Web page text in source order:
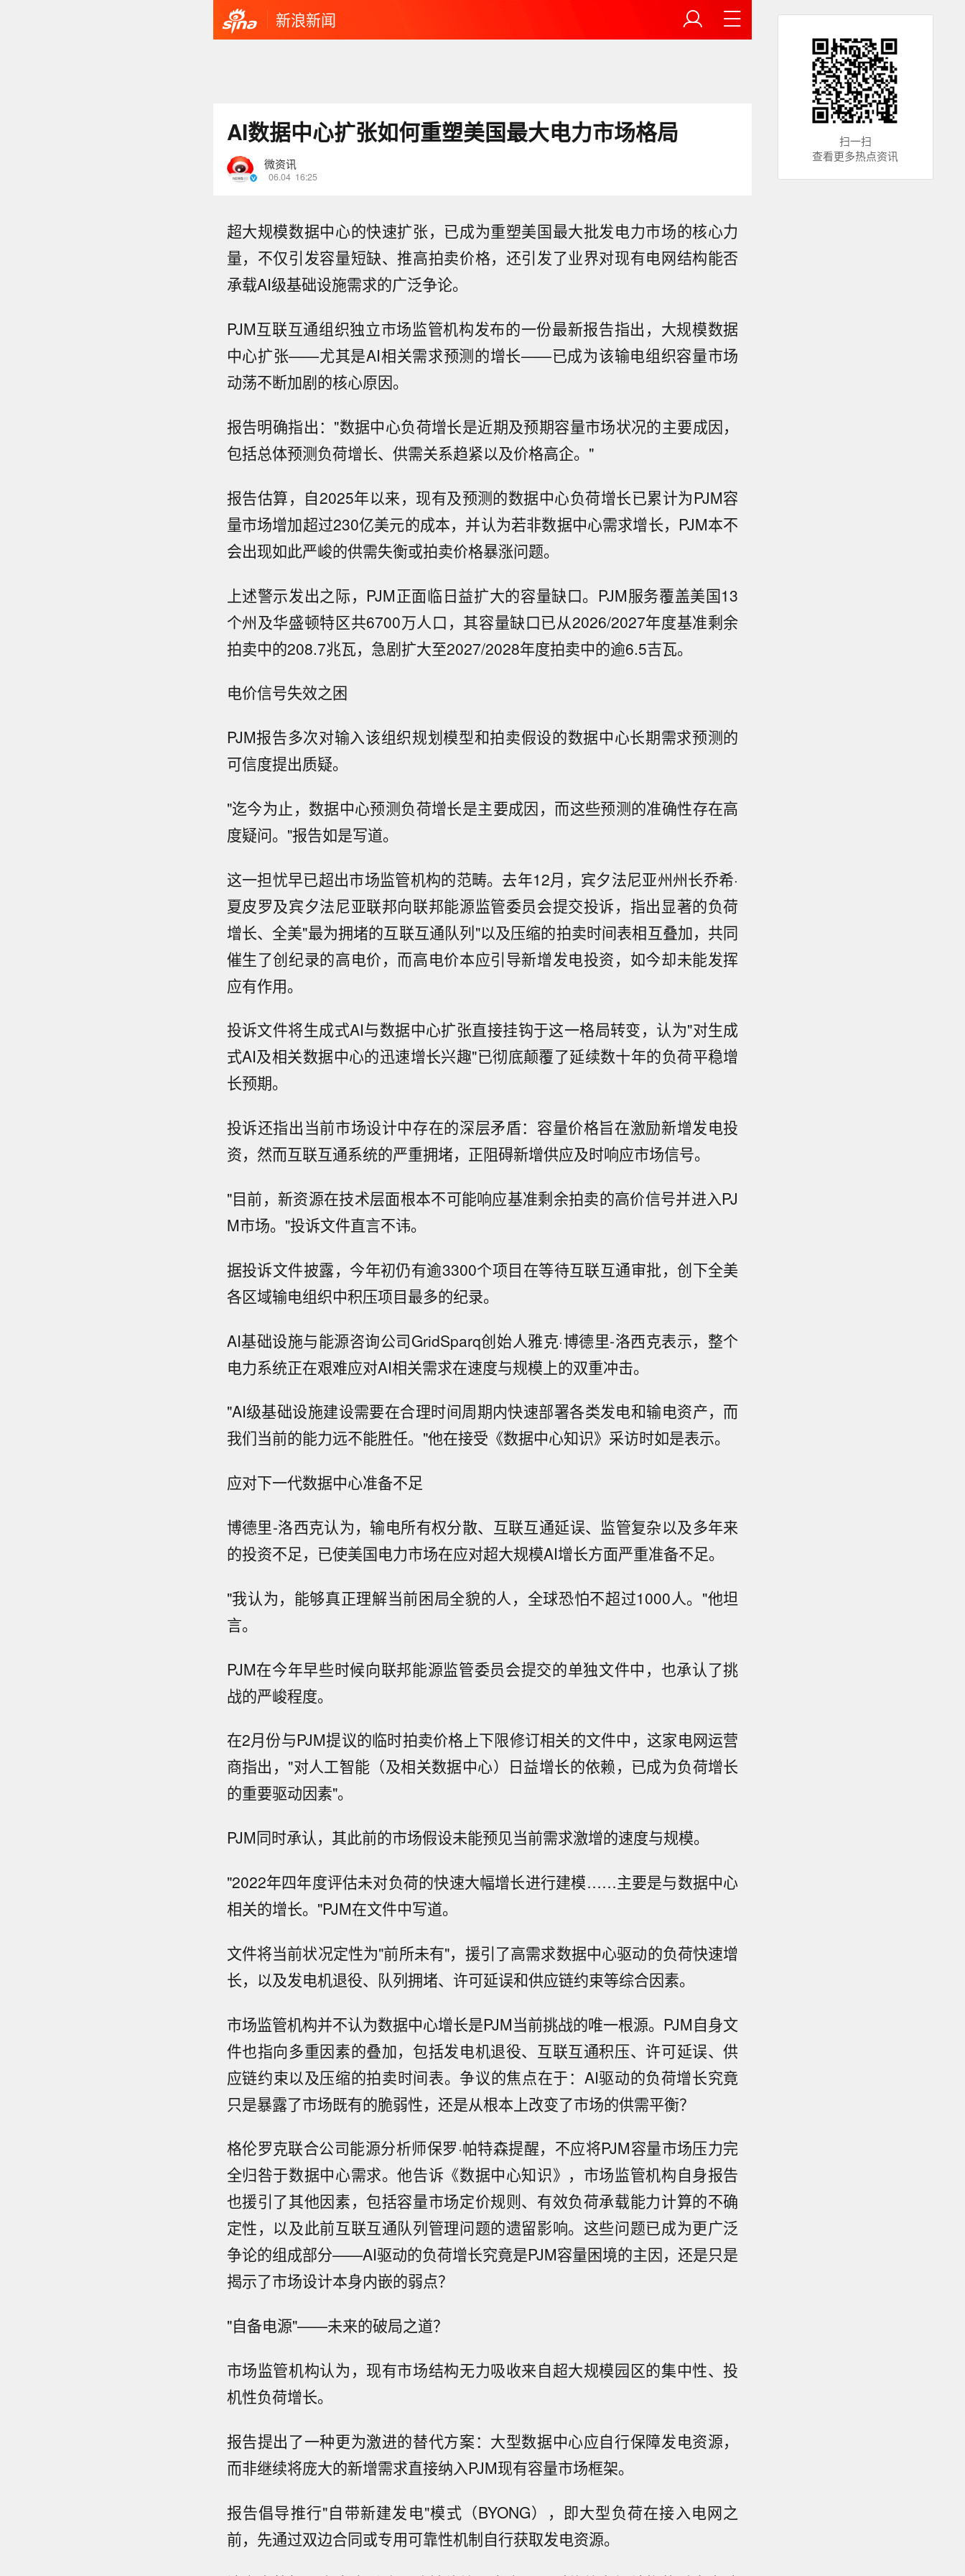
新浪新闻
AI数据中心扩张如何重塑美国最大电力市场格局
微资讯
06.04 16:25
超大规模数据中心的快速扩张，已成为重塑美国最大批发电力市场的核心力
量，不仅引发容量短缺、推高拍卖价格，还引发了业界对现有电网结构能否
承载AI级基础设施需求的广泛争论。
PJM互联互通组织独立市场监管机构发布的一份最新报告指出，大规模数据
中心扩张——尤其是AI相关需求预测的增长——已成为该输电组织容量市场
动荡不断加剧的核心原因。
报告明确指出："数据中心负荷增长是近期及预期容量市场状况的主要成因，
包括总体预测负荷增长、供需关系趋紧以及价格高企。"
报告估算，自2025年以来，现有及预测的数据中心负荷增长已累计为PJM容
量市场增加超过230亿美元的成本，并认为若非数据中心需求增长，PJM本不
会出现如此严峻的供需失衡或拍卖价格暴涨问题。
上述警示发出之际，PJM正面临日益扩大的容量缺口。PJM服务覆盖美国13
个州及华盛顿特区共6700万人口，其容量缺口已从2026/2027年度基准剩余
拍卖中的208.7兆瓦，急剧扩大至2027/2028年度拍卖中的逾6.5吉瓦。
电价信号失效之困
PJM报告多次对输入该组织规划模型和拍卖假设的数据中心长期需求预测的
可信度提出质疑。
"迄今为止，数据中心预测负荷增长是主要成因，而这些预测的准确性存在高
度疑问。"报告如是写道。
这一担忧早已超出市场监管机构的范畴。去年12月，宾夕法尼亚州州长乔希·
夏皮罗及宾夕法尼亚联邦向联邦能源监管委员会提交投诉，指出显著的负荷
增长、全美"最为拥堵的互联互通队列"以及压缩的拍卖时间表相互叠加，共同
催生了创纪录的高电价，而高电价本应引导新增发电投资，如今却未能发挥
应有作用。
投诉文件将生成式AI与数据中心扩张直接挂钩于这一格局转变，认为"对生成
式AI及相关数据中心的迅速增长兴趣"已彻底颠覆了延续数十年的负荷平稳增
长预期。
投诉还指出当前市场设计中存在的深层矛盾：容量价格旨在激励新增发电投
资，然而互联互通系统的严重拥堵，正阻碍新增供应及时响应市场信号。
"目前，新资源在技术层面根本不可能响应基准剩余拍卖的高价信号并进入PJ
M市场。"投诉文件直言不讳。
据投诉文件披露，今年初仍有逾3300个项目在等待互联互通审批，创下全美
各区域输电组织中积压项目最多的纪录。
AI基础设施与能源咨询公司GridSparq创始人雅克·博德里-洛西克表示，整个
电力系统正在艰难应对AI相关需求在速度与规模上的双重冲击。
"AI级基础设施建设需要在合理时间周期内快速部署各类发电和输电资产，而
我们当前的能力远不能胜任。"他在接受《数据中心知识》采访时如是表示。
应对下一代数据中心准备不足
博德里-洛西克认为，输电所有权分散、互联互通延误、监管复杂以及多年来
的投资不足，已使美国电力市场在应对超大规模AI增长方面严重准备不足。
"我认为，能够真正理解当前困局全貌的人，全球恐怕不超过1000人。"他坦
言。
PJM在今年早些时候向联邦能源监管委员会提交的单独文件中，也承认了挑
战的严峻程度。
在2月份与PJM提议的临时拍卖价格上下限修订相关的文件中，这家电网运营
商指出，"对人工智能（及相关数据中心）日益增长的依赖，已成为负荷增长
的重要驱动因素"。
PJM同时承认，其此前的市场假设未能预见当前需求激增的速度与规模。
"2022年四年度评估未对负荷的快速大幅增长进行建模……主要是与数据中心
相关的增长。"PJM在文件中写道。
文件将当前状况定性为"前所未有"，援引了高需求数据中心驱动的负荷快速增
长，以及发电机退役、队列拥堵、许可延误和供应链约束等综合因素。
市场监管机构并不认为数据中心增长是PJM当前挑战的唯一根源。PJM自身文
件也指向多重因素的叠加，包括发电机退役、互联互通积压、许可延误、供
应链约束以及压缩的拍卖时间表。争议的焦点在于：AI驱动的负荷增长究竟
只是暴露了市场既有的脆弱性，还是从根本上改变了市场的供需平衡？
格伦罗克联合公司能源分析师保罗·帕特森提醒，不应将PJM容量市场压力完
全归咎于数据中心需求。他告诉《数据中心知识》，市场监管机构自身报告
也援引了其他因素，包括容量市场定价规则、有效负荷承载能力计算的不确
定性，以及此前互联互通队列管理问题的遗留影响。这些问题已成为更广泛
争论的组成部分——AI驱动的负荷增长究竟是PJM容量困境的主因，还是只是
揭示了市场设计本身内嵌的弱点？
"自备电源"——未来的破局之道？
市场监管机构认为，现有市场结构无力吸收来自超大规模园区的集中性、投
机性负荷增长。
报告提出了一种更为激进的替代方案：大型数据中心应自行保障发电资源，
而非继续将庞大的新增需求直接纳入PJM现有容量市场框架。
报告倡导推行"自带新建发电"模式（BYONG），即大型负荷在接入电网之
前，先通过双边合同或专用可靠性机制自行获取发电资源。
扫一扫
查看更多热点资讯